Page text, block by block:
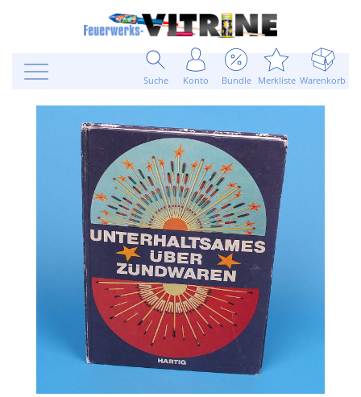
Suche Konto Bundle Merkliste Warenkorb